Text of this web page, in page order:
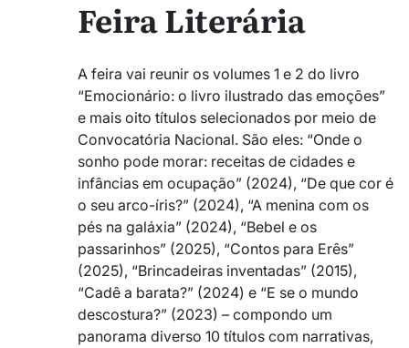
Feira Literária
A feira vai reunir os volumes 1 e 2 do livro
“Emocionário: o livro ilustrado das emoções”
e mais oito títulos selecionados por meio de
Convocatória Nacional. São eles: “Onde o
sonho pode morar: receitas de cidades e
infâncias em ocupação” (2024), “De que cor é
o seu arco-íris?” (2024), “A menina com os
pés na galáxia” (2024), “Bebel e os
passarinhos” (2025), “Contos para Erês”
(2025), “Brincadeiras inventadas” (2015),
“Cadê a barata?” (2024) e “E se o mundo
descostura?” (2023) – compondo um
panorama diverso 10 títulos com narrativas,